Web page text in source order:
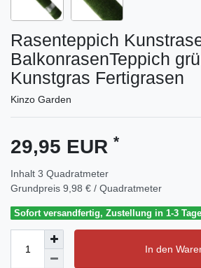
Rasenteppich
BalkonrasenTeppich
Kunstgras Fertigrasen
Kinzo Garden
29,95 EUR *
Inhalt 3 Quadratmeter
Grundpreis 9,98 € / Quadratmeter
Sofort versandfertig, Zustellung in 1-3
In den